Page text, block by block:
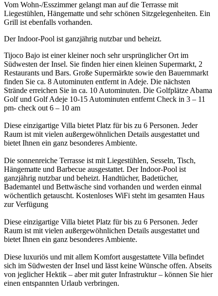
Vom Wohn-/Esszimmer gelangt man auf die Terrasse mit
Liegestühlen, Hängematte und sehr schönen Sitzgelegenheiten. Ein
Grill ist ebenfalls vorhanden.
Der Indoor-Pool ist ganzjährig nutzbar und beheizt.
Tijoco Bajo ist einer kleiner noch sehr ursprünglicher Ort im
Südwesten der Insel. Sie finden hier einen kleinen Supermarkt, 2
Restaurants und Bars. Große Supermärkte sowie den Bauernmarkt
finden Sie ca. 8 Autominuten entfernt in Adeje. Die nächsten
Strände erreichen Sie in ca. 10 Autominuten. Die Golfplätze Abama
Golf und Golf Adeje 10-15 Autominuten entfernt Check in 3 – 11
pm- check out 6 – 10 am
Diese einzigartige Villa bietet Platz für bis zu 6 Personen. Jeder
Raum ist mit vielen außergewöhnlichen Details ausgestattet und
bietet Ihnen ein ganz besonderes Ambiente.
Die sonnenreiche Terrasse ist mit Liegestühlen, Sesseln, Tisch,
Hängematte und Barbecue ausgestattet. Der Indoor-Pool ist
ganzjährig nutzbar und beheizt. Handtücher, Badetücher,
Bademantel und Bettwäsche sind vorhanden und werden einmal
wöchentlich getauscht. Kostenloses WiFi steht im gesamten Haus
zur Verfügung
Diese einzigartige Villa bietet Platz für bis zu 6 Personen. Jeder
Raum ist mit vielen außergewöhnlichen Details ausgestattet und
bietet Ihnen ein ganz besonderes Ambiente.
Diese luxuriös und mit allem Komfort ausgestattete Villa befindet
sich im Südwesten der Insel und lässt keine Wünsche offen. Abseits
von jeglicher Hektik – aber mit guter Infrastruktur – können Sie hier
einen entspannten Urlaub verbringen.